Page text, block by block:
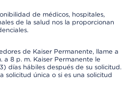
de médicos, hospitales,
de la salud nos la proporcionan
de Kaiser Permanente, llame a
a 8 p. m. Kaiser Permanente le
días hábiles después de su solicitud.
solicitud única o si es una solicitud